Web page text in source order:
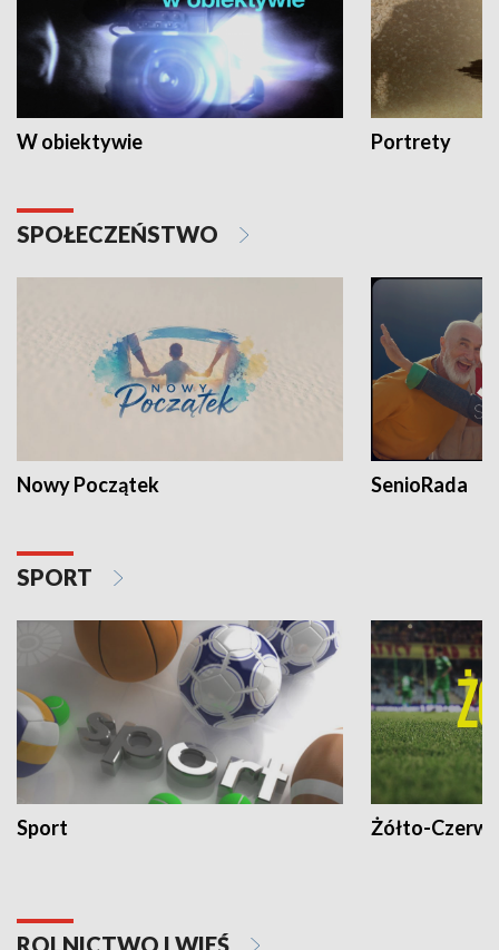
W obiektywie Portrety
SPOŁECZEŃSTWO
Nowy Początek SenioRada
SPORT
Sport Żółto-
ROLNICTWO I WIEŚ